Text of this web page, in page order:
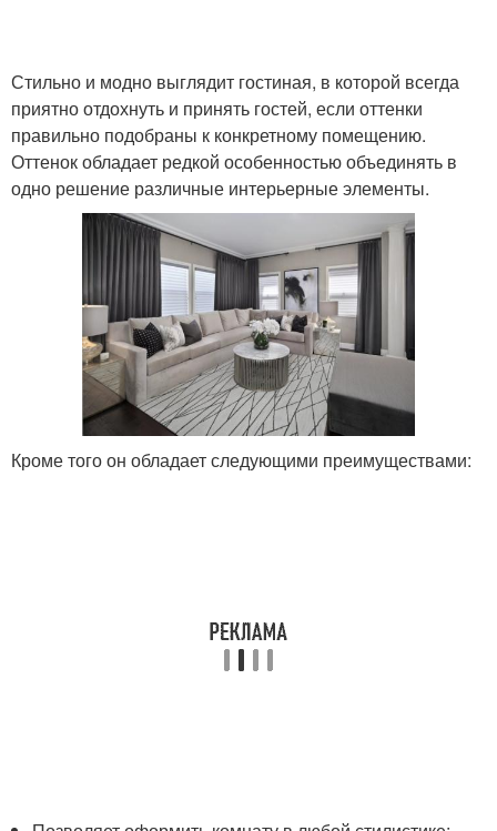
Стильно и модно выглядит гостиная, в которой всегда
приятно отдохнуть и принять гостей, если оттенки
правильно подобраны к конкретному помещению.
Оттенок обладает редкой особенностью объединять в
одно решение различные интерьерные элементы.
Кроме того он обладает следующими преимуществами: